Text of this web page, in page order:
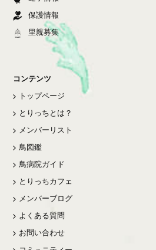
保護情報
里親募集
コンテンツ
トップページ
とりっちとは？
メンバーリスト
鳥図鑑
鳥病院ガイド
とりっちカフェ
メンバーブログ
よくある質問
お問い合わせ